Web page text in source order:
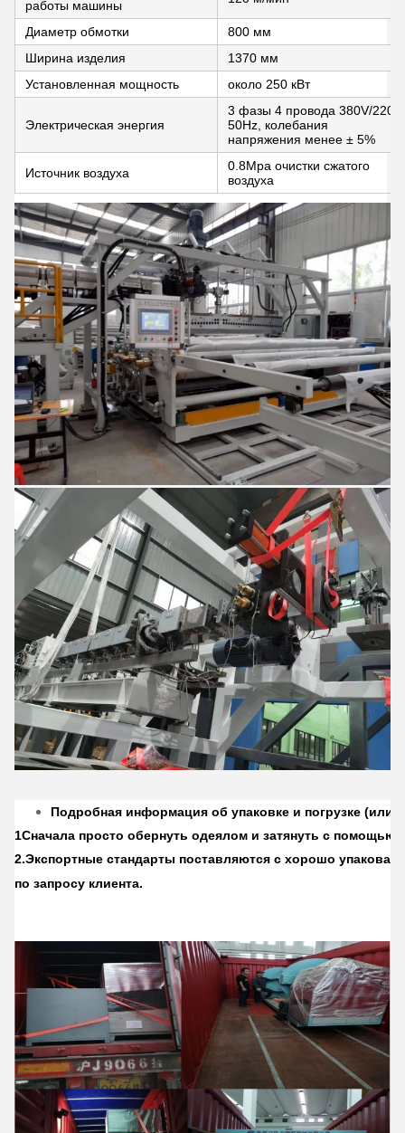
работы машины
Диаметр обмотки
800 мм
Ширина изделия
1370 мм
Установленная мощность
около 250 кВт
Электрическая энергия
3 фазы 4 провода 380V/220V
50Hz, колебания
напряжения менее ± 5%
Источник воздуха
0.8Mpa очистки сжатого
воздуха
Подробная информация об упаковке и погрузке (или
1Сначала просто обернуть одеялом и затянуть с помощью
2.Экспортные стандарты поставляются с хорошо
по запросу клиента.